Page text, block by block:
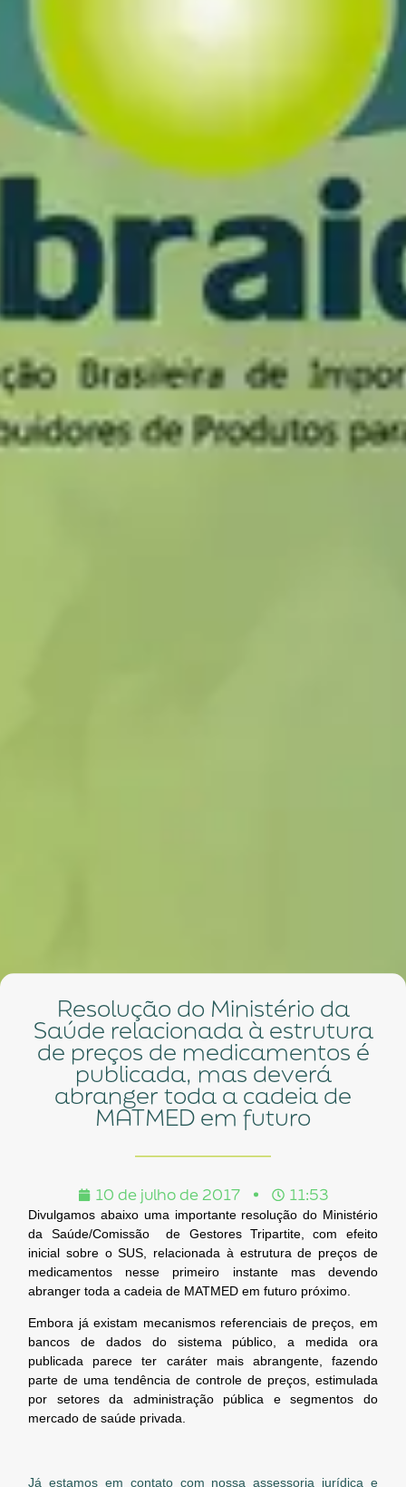
Resolução do Ministério da
Saúde relacionada à estrutura
de preços de medicamentos é
publicada, mas deverá
abranger toda a cadeia de
MATMED em futuro
10 de julho de 2017 11:53
Divulgamos abaixo uma importante resolução do Ministério
da Saúde/Comissão de Gestores Tripartite, com efeito
inicial sobre o SUS, relacionada à estrutura de preços de
medicamentos nesse primeiro instante mas devendo
abranger toda a cadeia de MATMED em futuro próximo.
Embora já existam mecanismos referenciais de preços, em
bancos de dados do sistema público, a medida ora
publicada parece ter caráter mais abrangente, fazendo
parte de uma tendência de controle de preços, estimulada
por setores da administração pública e segmentos do
mercado de saúde privada.
Já estamos em contato com nossa assessoria jurídica e